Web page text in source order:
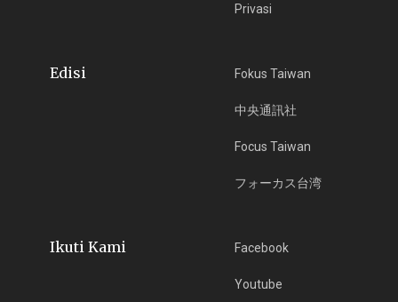
Privasi
Edisi Fokus Taiwan
中央通訊社
Focus Taiwan
フォーカス台湾
Ikuti Kami Facebook
Youtube